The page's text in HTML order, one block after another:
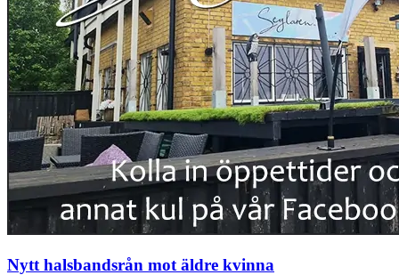
Nytt halsbandsrån mot äldre kvinna